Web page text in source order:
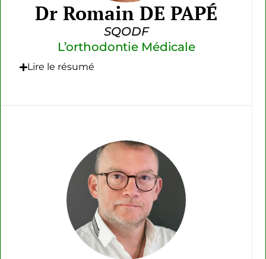
Dr Romain DE PAPÉ
SQODF
L’orthodontie Médicale
Lire le résumé